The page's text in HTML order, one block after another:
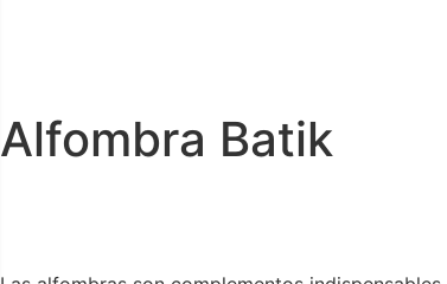
Alfombra Batik